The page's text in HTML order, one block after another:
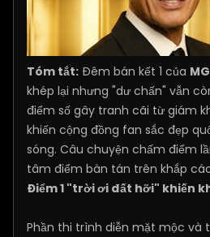
Tóm tắt: Đêm bán kết 1 của
khép lại nhưng "dư chấn" vẫn
điểm số gây tranh cãi từ giám
khiến cộng đồng fan sắc đẹp
sóng. Câu chuyện chấm điểm
tâm điểm bàn tán trên khắp
Điểm 1 "trời ơi đất hỡi" khiến
Phần thi trình diễn mặt mộc và